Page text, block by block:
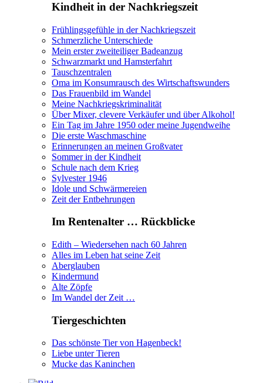
Kindheit in der Nachkriegszeit
Frühlingsgefühle in der Nachkriegszeit
Schmerzliche Unterschiede
Mein erster zweiteiliger Badeanzug
Schwarzmarkt und Hamsterfahrt
Tauschzentralen
Oma im Konsumrausch des Wirtschaftswunders
Das Frauenbild im Wandel
Meine Nachkriegskriminalität
Über Mixer, clevere Verkäufer und über Alkohol!
Ein Tag im Jahre 1950 oder meine Jugendweihe
Die erste Waschmaschine
Erinnerungen an meinen Großvater
Sommer in der Kindheit
Schule nach dem Krieg
Sylvester 1946
Idole und Schwärmereien
Zeit der Entbehrungen
Im Rentenalter … Rückblicke
Edith – Wiedersehen nach 60 Jahren
Alles im Leben hat seine Zeit
Aberglauben
Kindermund
Alte Zöpfe
Im Wandel der Zeit …
Tiergeschichten
Das schönste Tier von Hagenbeck!
Liebe unter Tieren
Mucke das Kaninchen